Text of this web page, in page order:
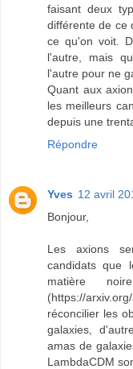
faisant deux
différente de ce
ce qu'on voit.
l'autre, mais
l'autre pour ne
Quant aux
les meilleurs
depuis une
Répondre
Yves 12 avril
Bonjour,
Les axions
candidats que
matière
(https://
réconcilier les
galaxies,
amas de
LambdaCDM